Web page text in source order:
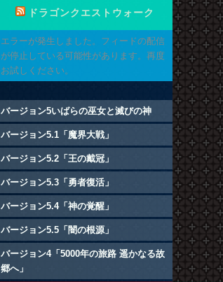
ドラゴンクエストウォーク
エラーが発生しました。フィードの配信
が停止している可能性があります。再度
お試しください。
バージョン5いばらの巫女と滅びの神
バージョン5.1「魔界大戦」
バージョン5.2「王の戴冠」
バージョン5.3「勇者復活」
バージョン5.4「神の覚醒」
バージョン5.5「闇の根源」
バージョン4「5000年の旅路 遥かなる故
郷へ」